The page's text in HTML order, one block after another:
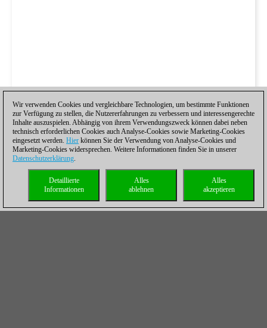
Wir verwenden Cookies und vergleichbare Technologien, um bestimmte Funktionen
zur Verfügung zu stellen, die Nutzererfahrungen zu verbessern und interessengerechte
Inhalte auszuspielen. Abhängig von ihrem Verwendungszweck können dabei neben
technisch erforderlichen Cookies auch Analyse-Cookies sowie Marketing-Cookies
eingesetzt werden. Hier können Sie der Verwendung von Analyse-Cookies und
Marketing-Cookies widersprechen. Weitere Informationen finden Sie in unserer
Datenschutzerklärung.
Alles
akzeptieren
Alles
ablehnen
Detaillierte
Informationen